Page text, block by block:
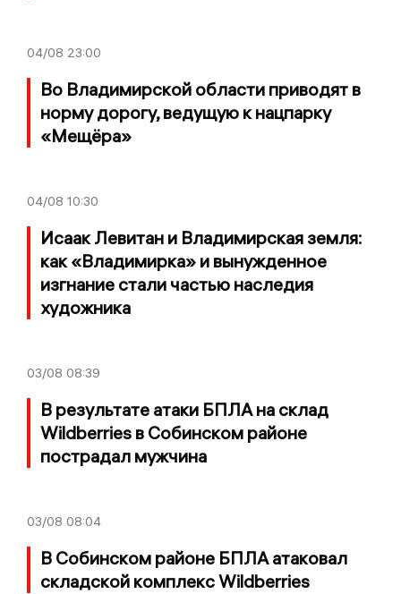
04/08 23:00
Во Владимирской области приводят в
норму дорогу, ведущую к нацпарку
«Мещёра»
04/08 10:30
Исаак Левитан и Владимирская земля:
как «Владимирка» и вынужденное
изгнание стали частью наследия
художника
03/08 08:39
В результате атаки БПЛА на склад
Wildberries в Собинском районе
пострадал мужчина
03/08 08:04
В Собинском районе БПЛА атаковал
складской комплекс Wildberries